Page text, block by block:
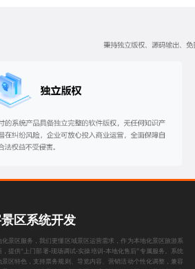
区系统开发
化景区服务，我们更懂区域景区运营需求，作为本地化景区旅游系
，提供“上门部署-现场调试-实操培训-本地化售后”专属服务。系统
景区特色，支持票务规则、导览内容、营销活动个性化调整，兼容